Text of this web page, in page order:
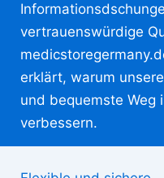
vertrauenswürdige
erklärt, warum
und bequemste Weg
verbessern.
WhatsApp uns